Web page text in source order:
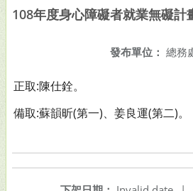
108年度身心障礙者就業無礙計
發布單位： 總務
正取:陳仕銓。
備取:蘇韻昕(第一)、姜良運(第二)。